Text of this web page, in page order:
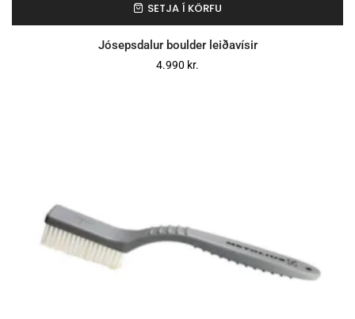
SETJA Í KÖRFU
Jósepsdalur boulder leiðavísir
4.990 kr.